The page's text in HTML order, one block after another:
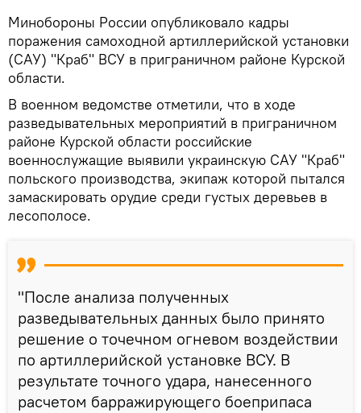
Минобороны России опубликовало кадры
поражения самоходной артиллерийской установки
(САУ) "Краб" ВСУ в приграничном районе Курской
области.
В военном ведомстве отметили, что в ходе
разведывательных мероприятий в приграничном
районе Курской области российские
военнослужащие выявили украинскую САУ "Краб"
польского производства, экипаж которой пытался
замаскировать орудие среди густых деревьев в
лесополосе.
"После анализа полученных
разведывательных данных было принято
решение о точечном огневом воздействии
по артиллерийской установке ВСУ. В
результате точного удара, нанесенного
расчетом барражирующего боеприпаса